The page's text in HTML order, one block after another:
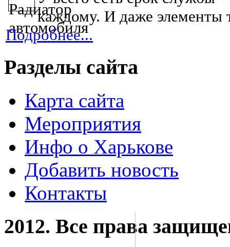
каждому. И даже элементы
Подробнее...
Разделы сайта
Карта сайта
Мероприятия
Инфо о Харькове
Добавить новость
Контакты
2012. Все права